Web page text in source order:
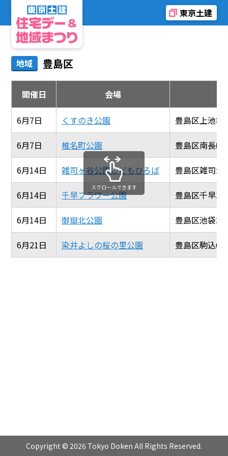
東京土建
地域 豊島区
開催日 会場
6月7日 くすのき公園 豊島区上池袋
6月7日 椎名町公園 豊島区南長崎
6月14日 雑司ヶ谷公園こどもひろば 豊島区雑司が
6月14日 千早フラワー公園 豊島区千早1-
6月14日 御嶽北公園 豊島区池袋3-
6月21日 染井よしの桜の里公園 豊島区駒込6-
スクロールできます
Copyright © 2026 Tokyo Doken All Rights Reserved.